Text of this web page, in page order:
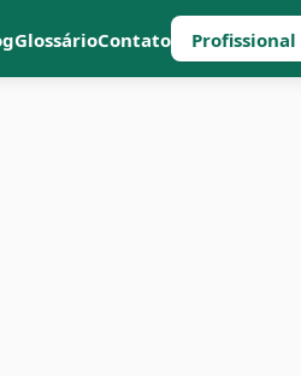
GlossárioContato Profissional